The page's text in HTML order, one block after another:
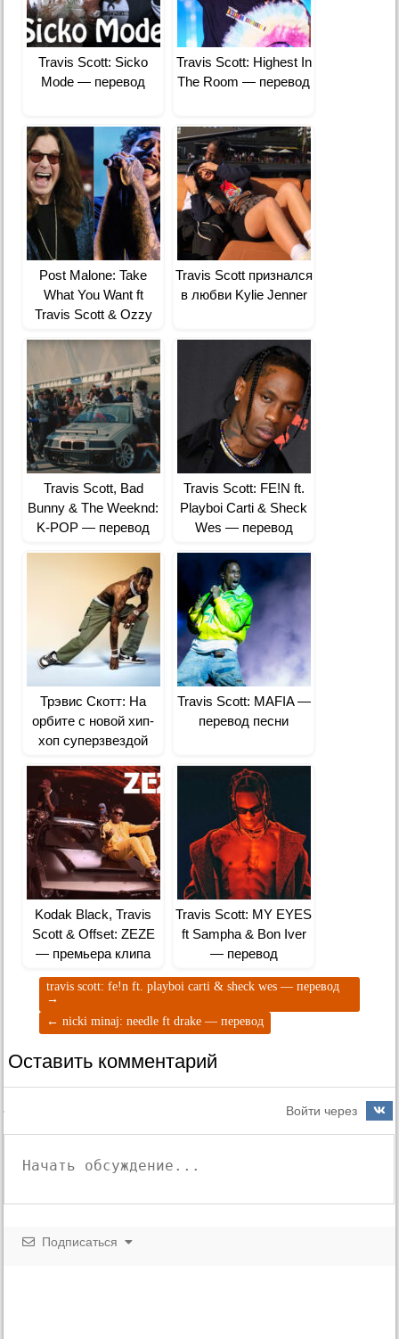
Travis Scott: Sicko
Mode — перевод
Travis Scott: Highest In
The Room — перевод
Post Malone: Take
What You Want ft
Travis Scott & Ozzy
Travis Scott признался
в любви Kylie Jenner
Travis Scott, Bad
Bunny & The Weeknd:
K-POP — перевод
Travis Scott: FE!N ft.
Playboi Carti & Sheck
Wes — перевод
Трэвис Скотт: На
орбите с новой хип-
хоп суперзвездой
Travis Scott: MAFIA —
перевод песни
Kodak Black, Travis
Scott & Offset: ZEZE
— премьера клипа
Travis Scott: MY EYES
ft Sampha & Bon Iver
— перевод
travis scott: fe!n ft. playboi carti & sheck wes — перевод
→
← nicki minaj: needle ft drake — перевод
Оставить комментарий
Войти через
Подписаться